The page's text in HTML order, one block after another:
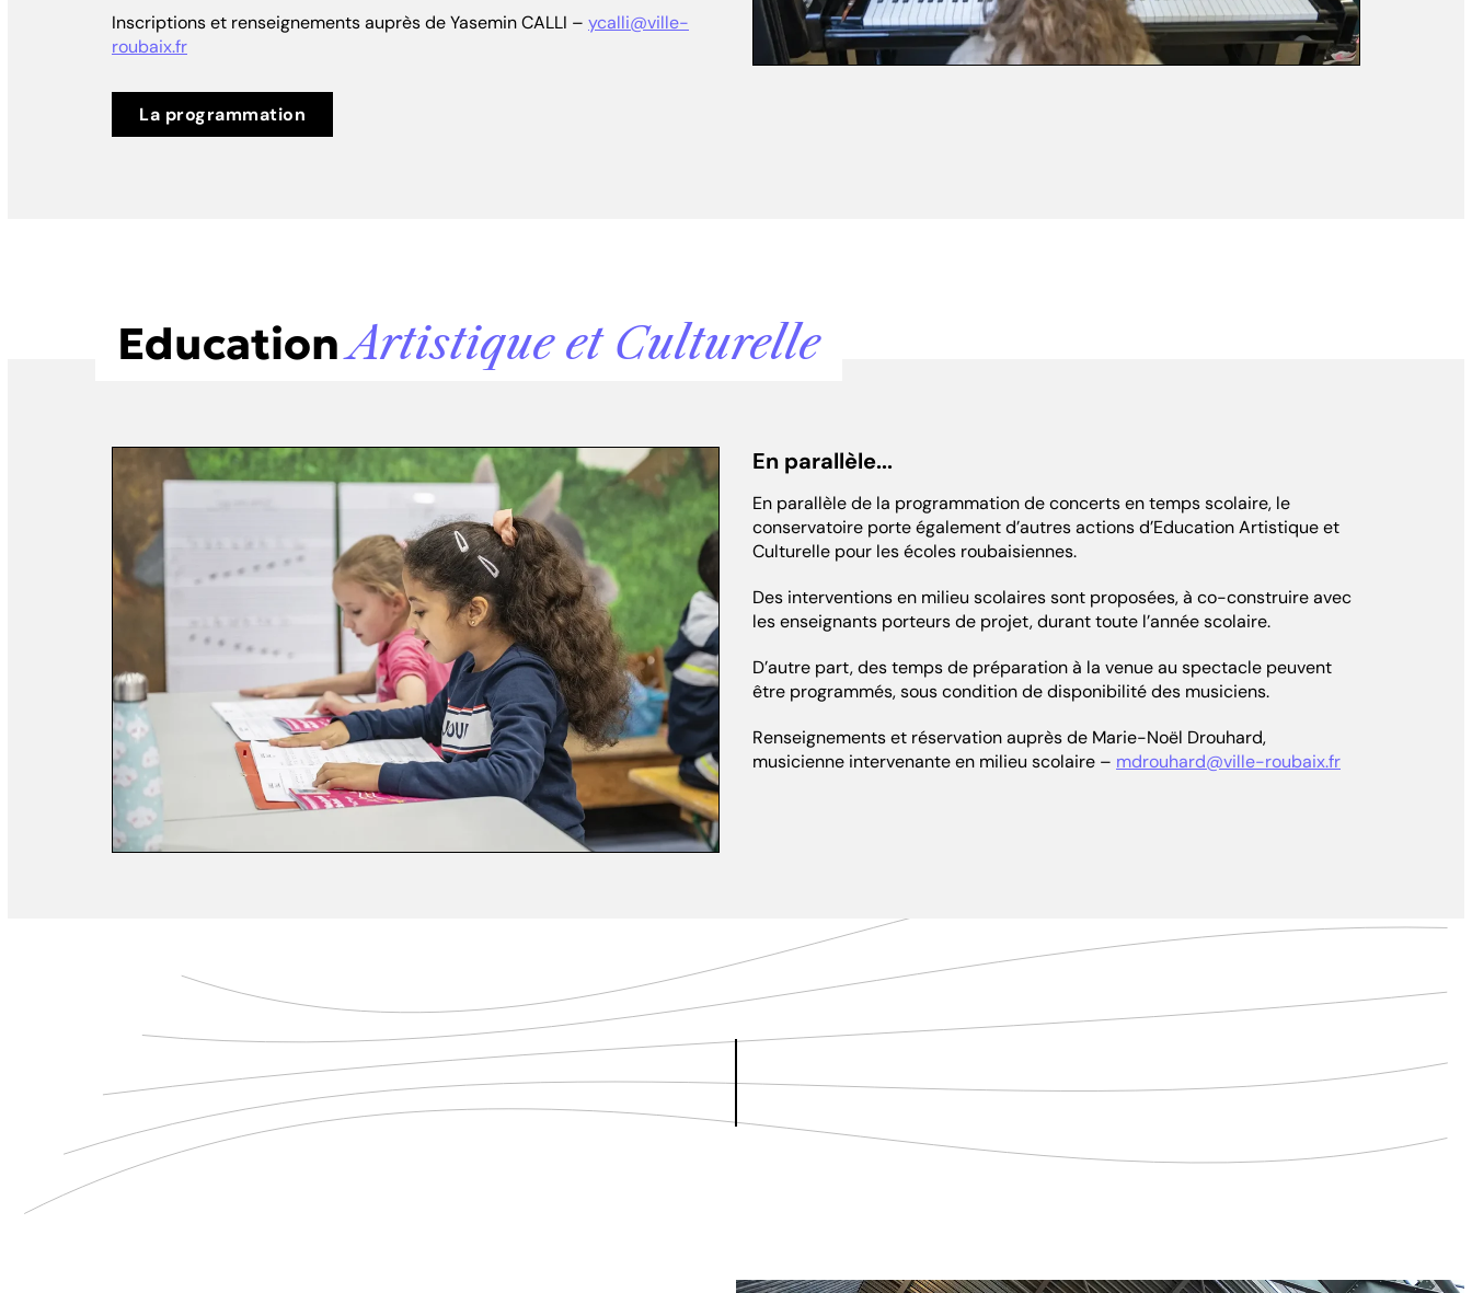
Inscriptions et renseignements auprès de Yasemin CALLI – ycalli@ville-
roubaix.fr
La programmation
EducationArtistique et Culturelle
En parallèle...
En parallèle de la programmation de concerts en temps scolaire, le
conservatoire porte également d’autres actions d’Education Artistique et
Culturelle pour les écoles roubaisiennes.
Des interventions en milieu scolaires sont proposées, à co-construire avec
les enseignants porteurs de projet, durant toute l’année scolaire.
D’autre part, des temps de préparation à la venue au spectacle peuvent
être programmés, sous condition de disponibilité des musiciens.
Renseignements et réservation auprès de Marie-Noël Drouhard,
musicienne intervenante en milieu scolaire – mdrouhard@ville-roubaix.fr